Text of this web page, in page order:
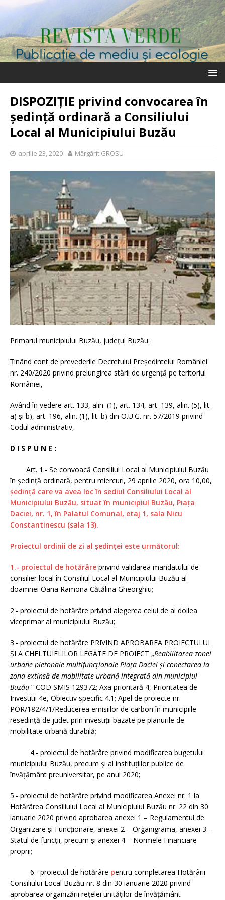
DISPOZIȚIE privind convocarea în
şedinţă ordinară a Consiliului
Local al Municipiului Buzău
aprilie 23, 2020 Mărgărit GROSU
Primarul municipiului Buzău, judeţul Buzău:
Ținând cont de prevederile Decretului Președintelui României
nr. 240/2020 privind prelungirea stării de urgenţă pe teritoriul
României,
Având în vedere art. 133, alin. (1), art. 134, art. 139, alin. (5), lit.
a) și b), art. 196, alin. (1), lit. b) din O.U.G. nr. 57/2019 privind
Codul administrativ,
D I S P U N E :
Art. 1.- Se convoacă Consiliul Local al Municipiului Buzău
în şedinţă ordinară, pentru miercuri, 29 aprilie 2020, ora 10,00,
şedinţă care va avea loc în sediul Consiliului Local al
Municipiului Buzău, situat în municipiul Buzău, Piaţa
Daciei, nr. 1, în Palatul Comunal, etaj 1, sala Nicu
Constantinescu (sala 13).
Proiectul ordinii de zi al şedinţei este următorul:
1.- proiectul de hotărâre privind validarea mandatului de
consilier local în Consiliul Local al Municipiului Buzău al
doamnei Oana Ramona Cătălina Gheorghiu;
2.- proiectul de hotărâre privind alegerea celui de al doilea
viceprimar al municipiului Buzău;
3.- proiectul de hotărâre PRIVIND APROBAREA PROIECTULUI
ȘI A CHELTUIELILOR LEGATE DE PROIECT „Reabilitarea zonei
urbane pietonale multifuncționale Piața Daciei și conectarea la
zona extinsă de mobilitate urbană integrată din municipiul
Buzău ” COD SMIS 129372; Axa prioritară 4, Prioritatea de
Investitii 4e, Obiectiv specific 4.1; Apel de proiecte nr.
POR/182/4/1/Reducerea emisiilor de carbon în municipiile
resedință de judet prin investiții bazate pe planurile de
mobilitate urbană durabilă;
4.- proiectul de hotărâre privind modificarea bugetului
municipiului Buzău, precum şi al instituţiilor publice de
învăţământ preuniversitar, pe anul 2020;
5.- proiectul de hotărâre privind modificarea Anexei nr. 1 la
Hotărârea Consiliului Local al Municipiului Buzău nr. 22 din 30
ianuarie 2020 privind aprobarea anexei 1 – Regulamentul de
Organizare şi Funcţionare, anexei 2 – Organigrama, anexei 3 –
Statul de funcţii, precum şi anexei 4 – Normele Financiare
proprii;
6.- proiectul de hotărâre pentru completarea Hotărârii
Consiliului Local Buzău nr. 8 din 30 ianuarie 2020 privind
aprobarea organizării reţelei unităţilor de învăţământ